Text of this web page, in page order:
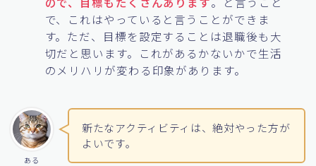
で、これはやっていると言うことができま
す。ただ、目標を設定することは退職後も大
切だと思います。これがあるかないかで生活
のメリハリが変わる印象があります。
ある
新たなアクティビティは、絶対やった方が
よいです。